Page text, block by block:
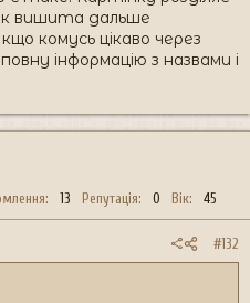
вишита дальше
комусь цікаво через
інформацію з назвами і
13 Репутація 0 Вік 45
#132